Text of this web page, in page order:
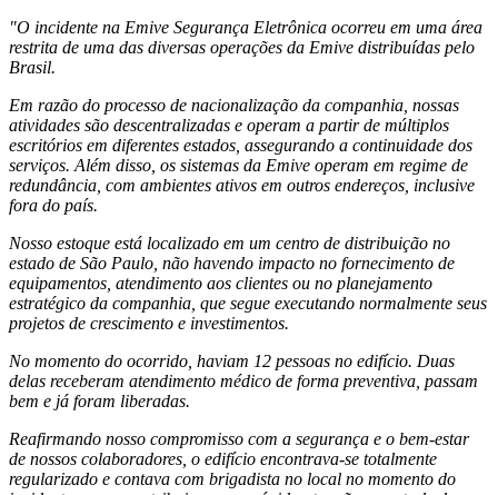
"O incidente na Emive Segurança Eletrônica ocorreu em uma área
restrita de uma das diversas operações da Emive distribuídas pelo
Brasil.
Em razão do processo de nacionalização da companhia, nossas
atividades são descentralizadas e operam a partir de múltiplos
escritórios em diferentes estados, assegurando a continuidade dos
serviços. Além disso, os sistemas da Emive operam em regime de
redundância, com ambientes ativos em outros endereços, inclusive
fora do país.
Nosso estoque está localizado em um centro de distribuição no
estado de São Paulo, não havendo impacto no fornecimento de
equipamentos, atendimento aos clientes ou no planejamento
estratégico da companhia, que segue executando normalmente seus
projetos de crescimento e investimentos.
No momento do ocorrido, haviam 12 pessoas no edifício. Duas
delas receberam atendimento médico de forma preventiva, passam
bem e já foram liberadas.
Reafirmando nosso compromisso com a segurança e o bem-estar
de nossos colaboradores, o edifício encontrava-se totalmente
regularizado e contava com brigadista no local no momento do